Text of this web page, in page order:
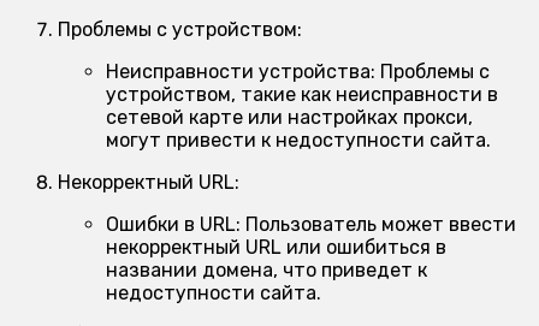
Проблемы с устройством:
Неисправности устройства: Проблемы с
устройством, такие как неисправности в
сетевой карте или настройках прокси,
могут привести к недоступности сайта.
Некорректный URL:
Ошибки в URL: Пользователь может ввести
некорректный URL или ошибиться в
названии домена, что приведет к
недоступности сайта.